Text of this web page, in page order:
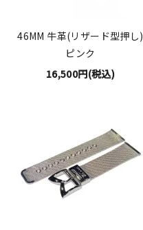
46MM 牛革(リザード型押し)
ピンク
16,500円(税込)